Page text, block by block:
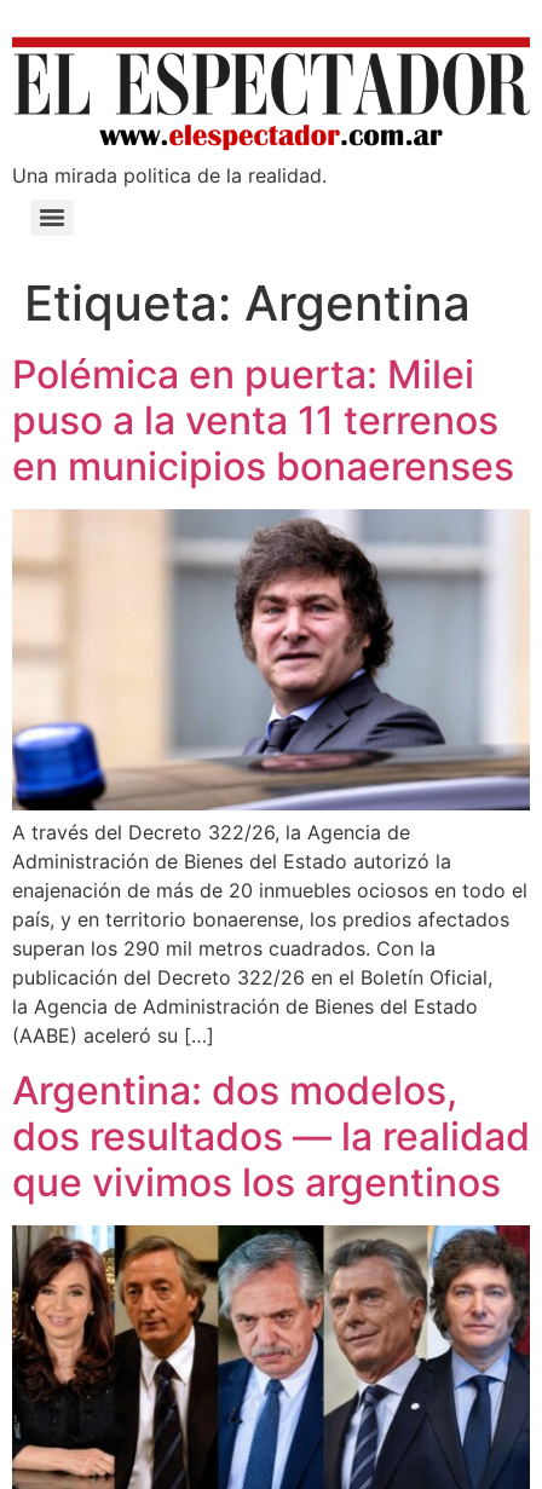
Una mirada poli­tica de la realidad.
Etiqueta: Argentina
Polémica en puerta: Milei
puso a la venta 11 terrenos
en municipios bonaerenses
A través del Decreto 322/26, la Agencia de
Administración de Bienes del Estado autorizó la
enajenación de más de 20 inmuebles ociosos en todo el
país, y en territorio bonaerense, los predios afectados
superan los 290 mil metros cuadrados. Con la
publicación del Decreto 322/26 en el Boletín Oficial,
la Agencia de Administración de Bienes del Estado
(AABE) aceleró su […]
Argentina: dos modelos,
dos resultados — la realidad
que vivimos los argentinos